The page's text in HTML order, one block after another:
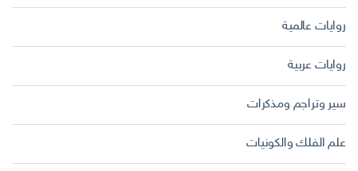
روايات عالمية
روايات عربية
سير وتراجم ومذكرات
علم الفلك والكونيات